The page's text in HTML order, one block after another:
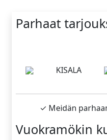
Parhaat
KISALA
✓ Meidän
Vuokramökin